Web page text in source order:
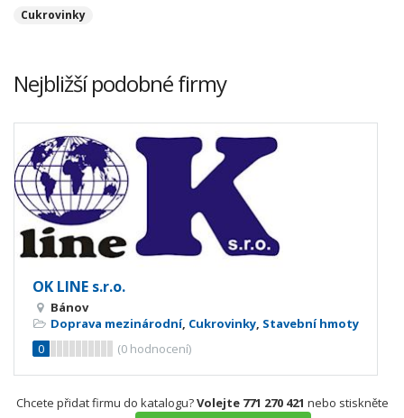
Cukrovinky
Nejbližší podobné firmy
OK LINE s.r.o.
Bánov
Doprava mezinárodní, Cukrovinky, Stavební hmoty
0
(0 hodnocení)
Chcete přidat firmu do katalogu?Volejte 771 270 421 nebo stiskněte